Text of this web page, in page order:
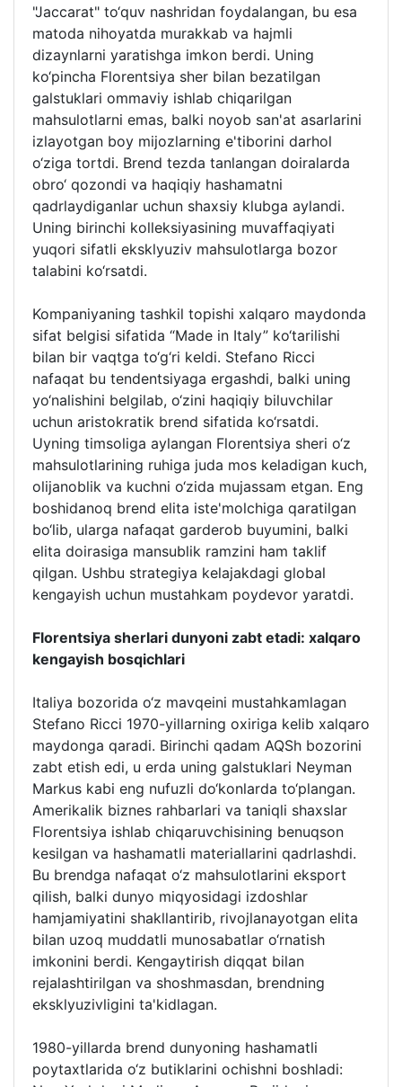
"Jaccarat" to‘quv nashridan foydalangan, bu esa
matoda nihoyatda murakkab va hajmli
dizaynlarni yaratishga imkon berdi. Uning
ko‘pincha Florentsiya sher bilan bezatilgan
galstuklari ommaviy ishlab chiqarilgan
mahsulotlarni emas, balki noyob san'at asarlarini
izlayotgan boy mijozlarning e'tiborini darhol
o‘ziga tortdi. Brend tezda tanlangan doiralarda
obro‘ qozondi va haqiqiy hashamatni
qadrlaydiganlar uchun shaxsiy klubga aylandi.
Uning birinchi kolleksiyasining muvaffaqiyati
yuqori sifatli eksklyuziv mahsulotlarga bozor
talabini ko‘rsatdi.
Kompaniyaning tashkil topishi xalqaro maydonda
sifat belgisi sifatida “Made in Italy” ko‘tarilishi
bilan bir vaqtga to‘g‘ri keldi. Stefano Ricci
nafaqat bu tendentsiyaga ergashdi, balki uning
yo‘nalishini belgilab, o‘zini haqiqiy biluvchilar
uchun aristokratik brend sifatida ko‘rsatdi.
Uyning timsoliga aylangan Florentsiya sheri o‘z
mahsulotlarining ruhiga juda mos keladigan kuch,
olijanoblik va kuchni o‘zida mujassam etgan. Eng
boshidanoq brend elita iste'molchiga qaratilgan
bo‘lib, ularga nafaqat garderob buyumini, balki
elita doirasiga mansublik ramzini ham taklif
qilgan. Ushbu strategiya kelajakdagi global
kengayish uchun mustahkam poydevor yaratdi.
Florentsiya sherlari dunyoni zabt etadi: xalqaro
kengayish bosqichlari
Italiya bozorida o‘z mavqeini mustahkamlagan
Stefano Ricci 1970-yillarning oxiriga kelib xalqaro
maydonga qaradi. Birinchi qadam AQSh bozorini
zabt etish edi, u erda uning galstuklari Neyman
Markus kabi eng nufuzli do‘konlarda to‘plangan.
Amerikalik biznes rahbarlari va taniqli shaxslar
Florentsiya ishlab chiqaruvchisining benuqson
kesilgan va hashamatli materiallarini qadrlashdi.
Bu brendga nafaqat o‘z mahsulotlarini eksport
qilish, balki dunyo miqyosidagi izdoshlar
hamjamiyatini shakllantirib, rivojlanayotgan elita
bilan uzoq muddatli munosabatlar o‘rnatish
imkonini berdi. Kengaytirish diqqat bilan
rejalashtirilgan va shoshmasdan, brendning
eksklyuzivligini ta'kidlagan.
1980-yillarda brend dunyoning hashamatli
poytaxtlarida o‘z butiklarini ochishni boshladi: